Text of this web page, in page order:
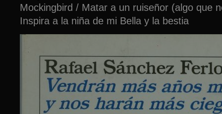
Mockingbird / Matar a un ruiseñor (algo que
Inspira a la niña de mi Bella y la bestia